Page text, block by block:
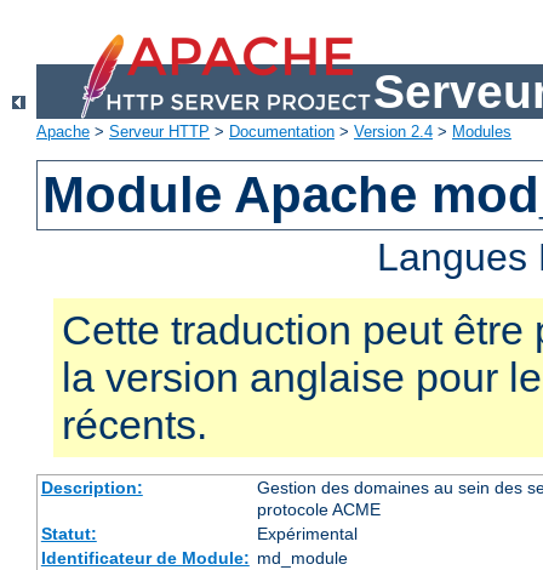
Apache > Serveur HTTP > Documentation > Version 2.4 > Modules
Module Apache
Cette traduction peut être
la version anglaise pour
récents.
Description:
Gestion des domaines au sein des
protocole ACME
Statut:
Expérimental
Identificateur de Module: md_module